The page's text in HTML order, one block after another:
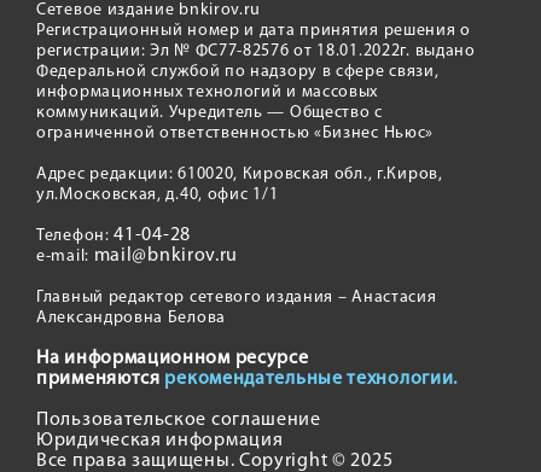
Сетевое издание bnkirov.ru
Регистрационный номер и дата принятия решения о
регистрации: Эл № ФС77-82576 от 18.01.2022г. выдано
Федеральной службой по надзору в сфере связи,
информационных технологий и массовых
коммуникаций. Учредитель — Общество с
ограниченной ответственностью «Бизнес Ньюс»
Адрес редакции: 610020, Кировская обл., г.Киров,
ул.Московская, д.40, офис 1/1
Телефон:41-04-28
e-mail: mail@bnkirov.ru
Главный редактор сетевого издания – Анастасия
Александровна Белова
На информационном ресурсе
применяются рекомендательные технологии.
Пользовательское соглашение
Юридическая информация
Все права защищены. Copyright © 2025